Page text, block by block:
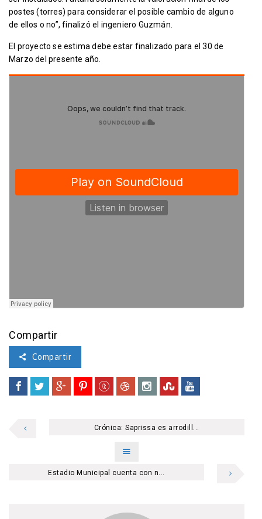
postes (torres) para considerar el posible cambio de alguno
de ellos o no”, finalizó el ingeniero Guzmán.
El proyecto se estima debe estar finalizado para el 30 de
Marzo del presente año.
Compartir
Compartir
Crónica: Saprissa es arrodill...
Estadio Municipal cuenta con n...